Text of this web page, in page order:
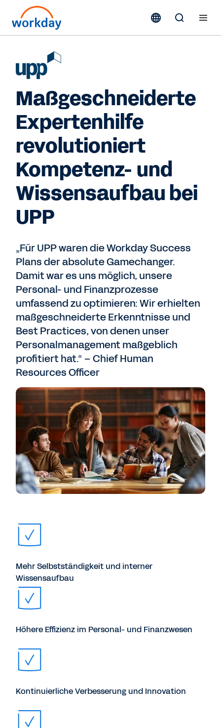
Maßgeschneiderte
Expertenhilfe
revolutioniert
Kompetenz- und
Wissensaufbau bei
UPP
„Für UPP waren die Workday Success
Plans der absolute Gamechanger.
Damit war es uns möglich, unsere
Personal- und Finanzprozesse
umfassend zu optimieren: Wir erhielten
maßgeschneiderte Erkenntnisse und
Best Practices, von denen unser
Personalmanagement maßgeblich
profitiert hat.“ – Chief Human
Resources Officer
Mehr Selbstständigkeit und interner
Wissensaufbau
Höhere Effizienz im Personal- und Finanzwesen
Kontinuierliche Verbesserung und Innovation